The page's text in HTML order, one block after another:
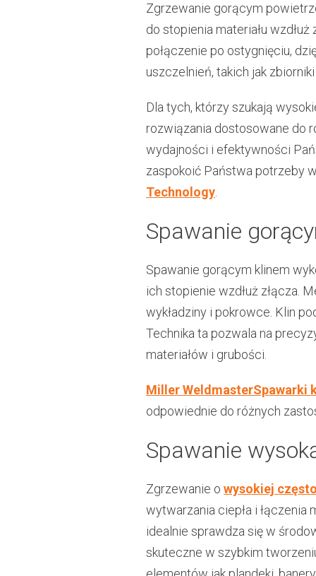
Zgrzewanie gorącym
do stopienia materiału
połączenie po ostygnięciu,
uszczelnień, takich jak
Dla tych, którzy szukają
rozwiązania dostosowane do
wydajności i efektywności
zaspokoić Państwa potrzeby
Technology
Spawanie
Spawanie gorącym klinem
ich stopienie wzdłuż złącza.
wykładziny i pokrowce. Klin
Technika ta pozwala na
materiałów i grubości.
Miller WeldmasterSpawarki
odpowiednie do różnych
Spawanie
Zgrzewanie o wysokiej
wytwarzania ciepła i łączenia
idealnie sprawdza się w
skuteczne w szybkim